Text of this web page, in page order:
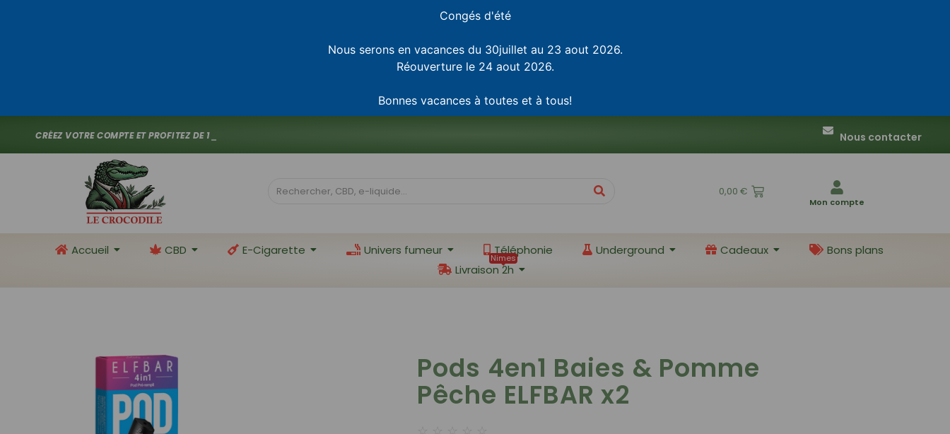
Congés d'été
Nous serons en vacances du 30juillet au 23 aout 2026.
Réouverture le 24 aout 2026.
Bonnes vacances à toutes et à tous!
CRÉEZ VOTRE COMPTE ET PROFITEZ DE 1 Nous contacter
0,00 €
Mon compte
Accueil CBD E-Cigarette Univers fumeur Téléphonie Underground Cadeaux
Bons plans
Livraison 2h
Nimes
Pods 4en1 Baies & Pomme
Pêche ELFBAR x2
☆ ☆ ☆ ☆ ☆